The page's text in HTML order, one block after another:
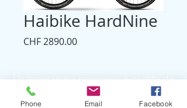
Haibike HardNine
CHF 2890.00Prezzo
Un programma promosso e gestito da:
ENERTÌ SA
Via Lunghi 9| CH - 6802 Rivera
Phone Email Facebook